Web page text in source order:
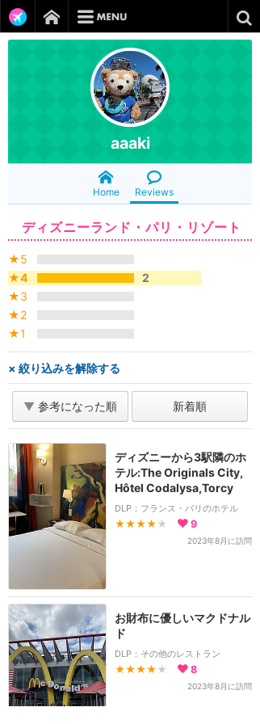
aaaki
Home Reviews
ディズニーランド・パリ・リゾート
★5
★4
2
★3
★2
★1
× 絞り込みを解除する
▼ 参考になった順 新着順
ディズニーから3駅隣のホ
テル:The Originals City,
Hôtel Codalysa,Torcy
DLP：フランス・パリのホテル
★★★★ ★ 9
2023年8月に訪問
お財布に優しいマクドナル
ド
DLP：その他のレストラン
★★★★ ★ 8
2023年8月に訪問